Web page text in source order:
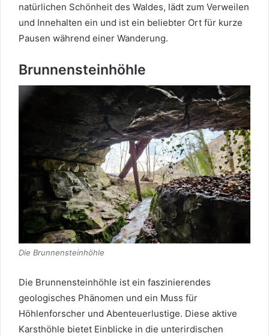
natürlichen Schönheit des Waldes, lädt zum Verweilen
und Innehalten ein und ist ein beliebter Ort für kurze
Pausen während einer Wanderung.
Brunnensteinhöhle
Die Brunnensteinhöhle
Die Brunnensteinhöhle ist ein faszinierendes
geologisches Phänomen und ein Muss für
Höhlenforscher und Abenteuerlustige. Diese aktive
Karsthöhle bietet Einblicke in die unterirdischen